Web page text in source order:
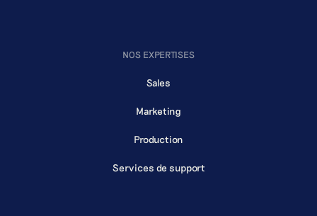
NOS EXPERTISES
Sales
Marketing
Production
Services de support